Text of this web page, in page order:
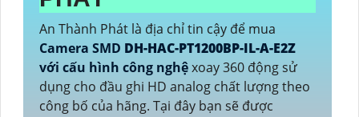
An Thành Phát là địa chỉ tin cậy để mua
Camera SMD DH-HAC-PT1200BP-IL-A-E2Z
với cấu hình công nghệxoay 360 động sử
dụng cho đầu ghi HD analog chất lượng theo
công bố của hãng. Tại đây bạn sẽ được